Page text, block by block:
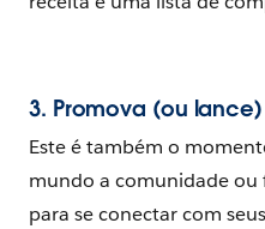
3. Promova (ou
Este é também o
mundo a comunidade ou
para se conectar com